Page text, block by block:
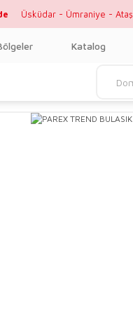
Üsküdar - Ümraniye -
Katalog